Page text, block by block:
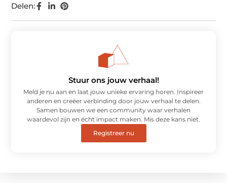
Delen:
Stuur ons jouw verhaal!
Meld je nu aan en laat jouw unieke ervaring horen. Inspireer
anderen en creëer verbinding door jouw verhaal te delen.
Samen bouwen we een community waar verhalen
waardevol zijn en écht impact maken. Mis deze kans niet.
Registreer nu